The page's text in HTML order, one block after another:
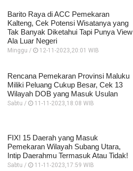
Barito Raya di ACC Pemekaran
Kalteng, Cek Potensi Wisatanya yang
Tak Banyak Diketahui Tapi Punya View
Ala Luar Negeri
Minggu / 12-11-2023,20:01 WIB
Rencana Pemekaran Provinsi Maluku
Miliki Peluang Cukup Besar, Cek 13
Wilayah DOB yang Masuk Usulan
Sabtu / 11-11-2023,18:08 WIB
FIX! 15 Daerah yang Masuk
Pemekaran Wilayah Subang Utara,
Intip Daerahmu Termasuk Atau Tidak!
Sabtu / 11-11-2023,17:59 WIB